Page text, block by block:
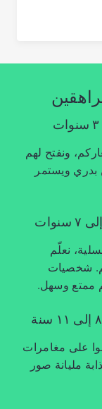
ونفتح لهم
ويستمر
نعلّم
شخصيات
ممتع وسهل.
على مغامرات
مليانة صور